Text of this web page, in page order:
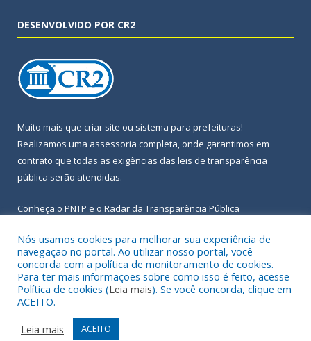
DESENVOLVIDO POR CR2
Muito mais que criar site ou sistema para prefeituras!
Realizamos uma assessoria completa, onde garantimos em
contrato que todas as exigências das leis de transparência
pública serão atendidas.
Conheça o PNTP e o Radar da Transparência Pública
Todos os direitos reservados a Prefeitura Municipal de Igarapé-
Açu.
Frequência Online
Nós usamos cookies para melhorar sua experiência de
navegação no portal. Ao utilizar nosso portal, você
concorda com a política de monitoramento de cookies.
Para ter mais informações sobre como isso é feito, acesse
Política de cookies (Leia mais). Se você concorda, clique em
ACEITO.
Leia mais
ACEITO